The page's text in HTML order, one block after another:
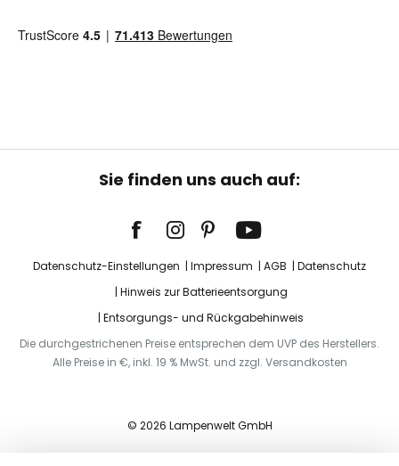
Sie finden uns auch auf:
Datenschutz-Einstellungen Impressum AGB
Datenschutz
Hinweis zur Batterieentsorgung
Entsorgungs- und Rückgabehinweis
Die durchgestrichenen Preise entsprechen dem UVP des Herstellers.
Alle Preise in €, inkl. 19 % MwSt. und zzgl. Versandkosten
© 2026 Lampenwelt GmbH